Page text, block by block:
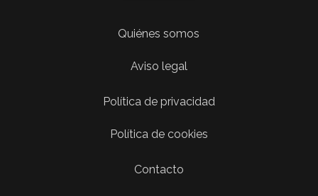
Quiénes somos
Aviso legal
Política de privacidad
Política de cookies
Contacto